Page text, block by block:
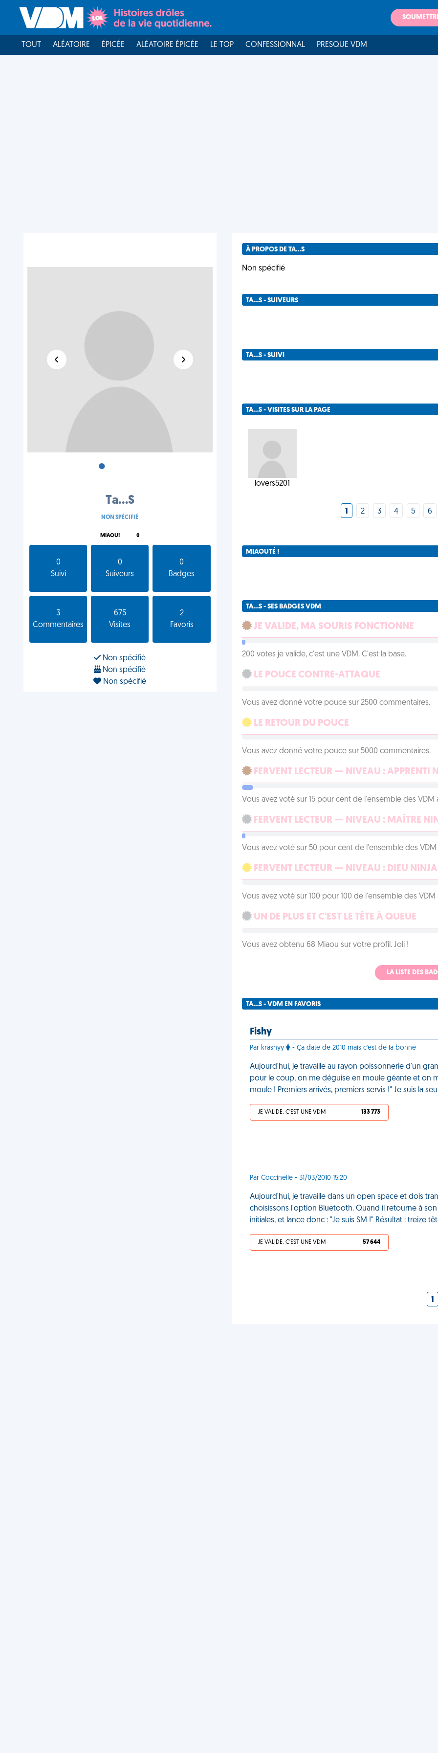
TOUT ALÉATOIRE ÉPICÉE ALÉATOIRE ÉPICÉE LE TOP CONFESSIONNAL PRESQUE VDM
•
Ta...S
NON SPÉCIFIÉ
MIAOU! 0
0
Suivi
0
Suiveurs
0
Badges
3
Commentaires
675
Visites
2
Favoris
Non spécifié
Non spécifié
Non spécifié
À PROPOS DE TA...S
Non spécifié
TA...S - SUIVEURS
TA...S - SUIVI
TA...S - VISITES SUR LA PAGE
lovers5201
1 2 3 4 5 6
MIAOUTÉ !
TA...S - SES BADGES VDM
JE VALIDE, MA SOURIS FONCTIONNE
200 votes je valide, c'est une VDM. C'est la base.
LE POUCE CONTRE-ATTAQUE
Vous avez donné votre pouce sur 2500 commentaires.
LE RETOUR DU POUCE
Vous avez donné votre pouce sur 5000 commentaires.
FERVENT LECTEUR — NIVEAU : APPRENTI
Vous avez voté sur 15 pour cent de l'ensemble des VDM
FERVENT LECTEUR — NIVEAU : MAÎTRE
Vous avez voté sur 50 pour cent de l'ensemble des VDM
FERVENT LECTEUR — NIVEAU : DIEU NINJA
Vous avez voté sur 100 pour 100 de l'ensemble des VDM
UN DE PLUS ET C'EST LE TÊTE À QUEUE
Vous avez obtenu 68 Miaou sur votre profil. Joli !
LA LISTE DES
TA...S - VDM EN FAVORIS
Fishy
Par krashyy - Ça date de 2010 mais c'est de la bonne
Aujourd'hui, je travaille au rayon poissonnerie d'un
pour le coup, on me déguise en moule géante et on
moule ! Premiers arrivés, premiers servis !" Je suis la
JE VALIDE, C'EST UNE VDM 133 773
Par Coccinelle - 31/03/2010 15:20
Aujourd'hui, je travaille dans un open space et dois
choisissons l'option Bluetooth. Quand il retourne à
initiales, et lance donc : "Je suis SM !" Résultat : treize
JE VALIDE, C'EST UNE VDM 57 644
1